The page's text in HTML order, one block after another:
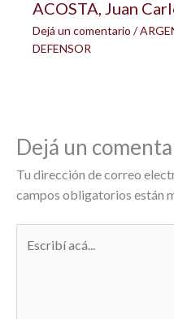
ACOSTA, Juan
Dejá un comentario /
DEFENSOR
Dejá un
Tu dirección de correo
campos obligatorios están
acá...